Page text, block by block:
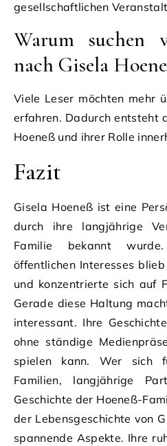
gesellschaftlichen
Warum suchen
nach Gisela
Viele Leser möchten mehr
erfahren. Dadurch entsteht
Hoeneß und ihrer Rolle
Fazit
Gisela Hoeneß ist eine
durch ihre langjährige
Familie bekannt
öffentlichen Interesses
und konzentrierte sich auf
Gerade diese Haltung
interessant. Ihre
ohne ständige
spielen kann. Wer sich
Familien, langjährige
Geschichte der Hoeneß-
der Lebensgeschichte von
spannende Aspekte. Ihre